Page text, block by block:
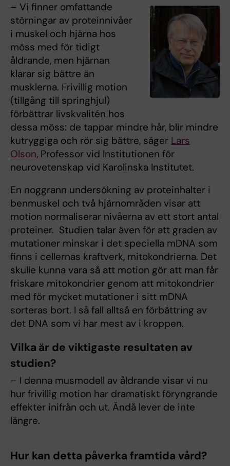
– Vi finner omfattande
störningar av proteinnivåer
i muskel och hjärna hos
möss med för tidigt
åldrande, men hjärnan
klarar sig bättre än
musklerna. Frivillig motion
(tillgång till springhjul)
förbättrar livskvalitén hos
dessa möss: de tappar mindre hår, blir mindre
kutryggiga och rör sig bättre, säger Lars
Olson, Professor vid Institutionen för
neurovetenskap vid Karolinska Institutet.
En noggrann undersökning av proteinhalter i
benmuskel och två hjärnområden visar att
motion normaliserar nivåerna av ett stort antal
proteiner. Studien talar även för att graden av
mutationer minskar i det speciella mDNA som
finns i cellernas kraftverk, mitokondrierna. Det
skulle kunna vara så att motion gör att man får
friskare mitokondrier genom att mitokondrier
med för mycket mutationer i sitt mDNA
sorteras bort. I så fall alltså en förbättring av
det DNA som vi har mest av i kroppen.
Vilka är de viktigaste resultaten av
studien?
– I denna musmodell av åldrande visar vi nu
hur frivillig motion har dramatiskt föryngrande
effekter inifrån och ut. Ändå lever de inte
längre.
Hur kan detta påverka framtida vård?